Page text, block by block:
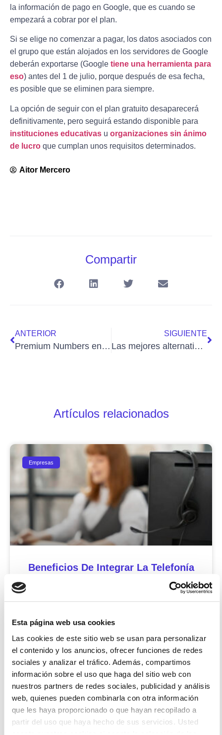
Esta página web usa cookies
Las cookies de este sitio web se usan para personalizar
el contenido y los anuncios, ofrecer funciones de redes
sociales y analizar el tráfico. Además, compartimos
información sobre el uso que haga del sitio web con
nuestros partners de redes sociales, publicidad y análisis
web, quienes pueden combinarla con otra información
que les haya proporcionado o que hayan recopilado a
partir del uso que haya hecho de sus servicios. Usted
la información de pago en Google, que es cuando se
empezará a cobrar por el plan.
Si se elige no comenzar a pagar, los datos asociados con
el grupo que están alojados en los servidores de Google
deberán exportarse (Google tiene una herramienta para
eso) antes del 1 de julio, porque después de esa fecha,
es posible que se eliminen para siempre.
La opción de seguir con el plan gratuito desaparecerá
definitivamente, pero seguirá estando disponible para
instituciones educativas u organizaciones sin ánimo
de lucro que cumplan unos requisitos determinados.
Aitor Mercero
Compartir
ANTERIOR
Premium Numbers en el Mapa de Cooperación e Innovación de la Comunitat Valenciana
SIGUIENTE
Las mejores alternativas a G Suite ahora que no es gratis
Artículos relacionados
Empresas
Beneficios De Integrar La Telefonía
productividad y la atención al cliente La forma
comunicaciones ha cambiado
5 agosto 2026
Uncategorized